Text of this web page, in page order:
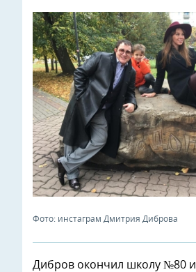
Фото: инстаграм Дмитрия Диброва
Дибров окончил школу №80 и